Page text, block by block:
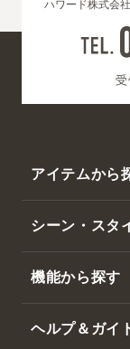
ハワード株式会
アイテムから
ジャケット
スラックス・パ
シーン・スタ
ゴルフ
機能から探す
ヘルプ＆ガイ